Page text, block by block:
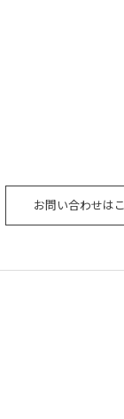
お問い合わせは